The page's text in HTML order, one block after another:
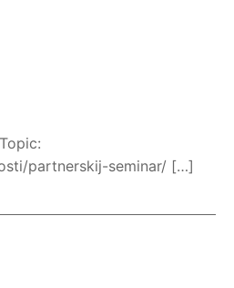
partnerskij-seminar/ […]